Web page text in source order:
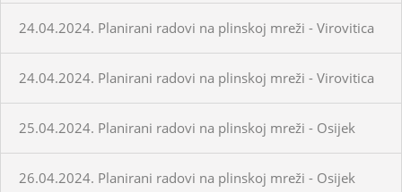
24.04.2024. Planirani radovi na plinskoj mreži - Virovitica
24.04.2024. Planirani radovi na plinskoj mreži - Virovitica
25.04.2024. Planirani radovi na plinskoj mreži - Osijek
26.04.2024. Planirani radovi na plinskoj mreži - Osijek